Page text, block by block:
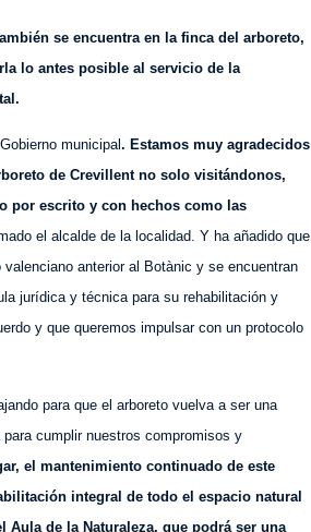
se encuentra en la finca del arboreto,
lo antes posible al servicio de la
municipal. Estamos muy agradecidos
de Crevillent no solo visitándonos,
por escrito y con hechos como las
el alcalde de la localidad. Y ha añadido que
anterior al Botànic y se encuentran
jurídica y técnica para su rehabilitación y
y que queremos impulsar con un protocolo
para que el arboreto vuelva a ser una
cumplir nuestros compromisos y
el mantenimiento continuado de este
integral de todo el espacio natural
de la Naturaleza, que podrá ser una